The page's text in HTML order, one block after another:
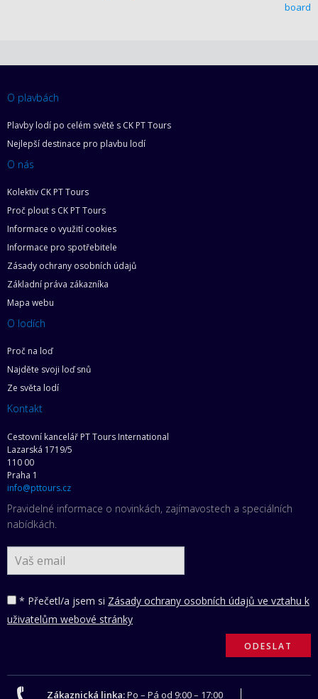
board
O plavbách
Plavby lodí po celém světě s CK PT Tours
Nejlepší destinace pro plavbu lodí
O nás
Kolektiv CK PT Tours
Proč plout s CK PT Tours
Informace o využití cookies
Informace pro spotřebitele
Zásady ochrany osobních údajů
Základní práva zákazníka
Mapa webu
O lodích
Proč na loď
Najděte svoji loď snů
Ze světa lodí
Kontakt
Cestovní kancelář PT Tours International
Lazarská 1719/5
110 00
Praha 1
info@pttours.cz
Pravidelné informace o novinkách, zajímavostech a speciálních
nabídkách.
* Přečetl/a jsem si Zásady ochrany osobních údajů ve vztahu k
uživatelům webové stránky
Zákaznická linka:Po – Pá od 9:00 – 17:00